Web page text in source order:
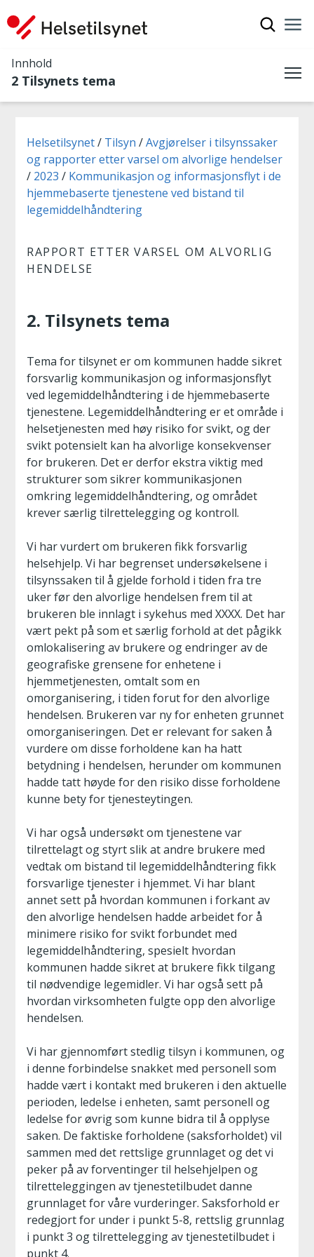
Innhold
2 Tilsynets tema
Du er her:
Helsetilsynet Tilsyn
Avgjørelser i tilsynssaker
og rapporter etter varsel om alvorlige hendelser
2023
Kommunikasjon og informasjonsflyt i de
hjemmebaserte tjenestene ved bistand til
legemiddelhåndtering
RAPPORT ETTER VARSEL OM ALVORLIG
HENDELSE
2. Tilsynets tema
Tema for tilsynet er om kommunen hadde sikret
forsvarlig kommunikasjon og informasjonsflyt
ved legemiddelhåndtering i de hjemmebaserte
tjenestene. Legemiddelhåndtering er et område i
helsetjenesten med høy risiko for svikt, og der
svikt potensielt kan ha alvorlige konsekvenser
for brukeren. Det er derfor ekstra viktig med
strukturer som sikrer kommunikasjonen
omkring legemiddelhåndtering, og området
krever særlig tilrettelegging og kontroll.
Vi har vurdert om brukeren fikk forsvarlig
helsehjelp. Vi har begrenset undersøkelsene i
tilsynssaken til å gjelde forhold i tiden fra tre
uker før den alvorlige hendelsen frem til at
brukeren ble innlagt i sykehus med XXXX. Det har
vært pekt på som et særlig forhold at det pågikk
omlokalisering av brukere og endringer av de
geografiske grensene for enhetene i
hjemmetjenesten, omtalt som en
omorganisering, i tiden forut for den alvorlige
hendelsen. Brukeren var ny for enheten grunnet
omorganiseringen. Det er relevant for saken å
vurdere om disse forholdene kan ha hatt
betydning i hendelsen, herunder om kommunen
hadde tatt høyde for den risiko disse forholdene
kunne bety for tjenesteytingen.
Vi har også undersøkt om tjenestene var
tilrettelagt og styrt slik at andre brukere med
vedtak om bistand til legemiddelhåndtering fikk
forsvarlige tjenester i hjemmet. Vi har blant
annet sett på hvordan kommunen i forkant av
den alvorlige hendelsen hadde arbeidet for å
minimere risiko for svikt forbundet med
legemiddelhåndtering, spesielt hvordan
kommunen hadde sikret at brukere fikk tilgang
til nødvendige legemidler. Vi har også sett på
hvordan virksomheten fulgte opp den alvorlige
hendelsen.
Vi har gjennomført stedlig tilsyn i kommunen, og
i denne forbindelse snakket med personell som
hadde vært i kontakt med brukeren i den aktuelle
perioden, ledelse i enheten, samt personell og
ledelse for øvrig som kunne bidra til å opplyse
saken. De faktiske forholdene (saksforholdet) vil
sammen med det rettslige grunnlaget og det vi
peker på av forventinger til helsehjelpen og
tilretteleggingen av tjenestetilbudet danne
grunnlaget for våre vurderinger. Saksforhold er
redegjort for under i punkt 5-8, rettslig grunnlag
i punkt 3 og tilrettelegging av tjenestetilbudet i
punkt 4.